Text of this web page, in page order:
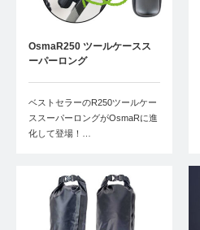
OsmaR250 ツールケースス
ーパーロング
ベストセラーのR250ツールケー
ススーパーロングがOsmaRに進
化して登場！…